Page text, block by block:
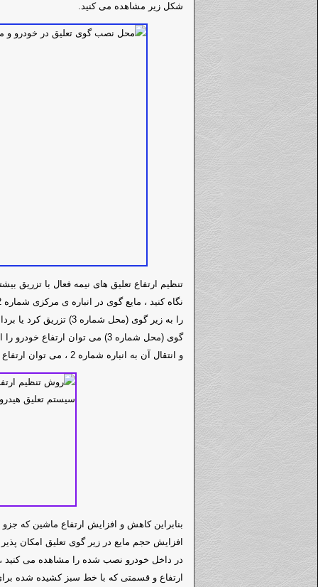
شکل زیر مشاهده می کنید.
تنظیم ارتفاع تعلیق های نیمه فعال با تزریق
و انتقال آن به انباره شماره 2 ، می توان ارتفاع خودرو را کاهش داد.
بنابراین کاهش و افزایش ارتفاع ماشین که
افزایش حجم مایع در زیر گوی تعلیق امکان
در داخل خودرو نصب شده را مشاهده می
ارتفاع و قسمتی که با خط سبز کشیده شده